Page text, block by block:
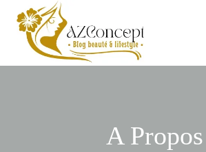
Aller
contenu
A Propos